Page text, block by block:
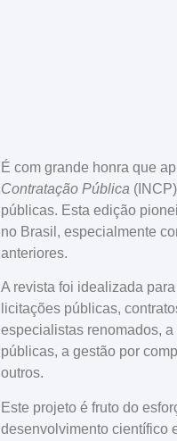
É com grande honra que
Contratação Pública
públicas. Esta edição
no Brasil, especialmente
anteriores.
A revista foi idealizada
licitações públicas,
especialistas renomados,
públicas, a gestão por
outros.
Este projeto é fruto do
desenvolvimento científico